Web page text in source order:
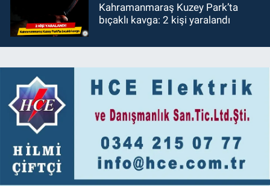
Kahramanmaraş Kuzey Park’ta
bıçaklı kavga: 2 kişi yaralandı